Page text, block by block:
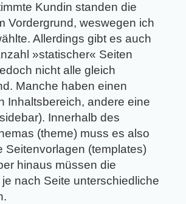
Kundin standen die
Vordergrund, weswegen ich
Allerdings gibt es auch
»statischer« Seiten
nicht alle gleich
Manche haben einen
Inhaltsbereich, andere eine
Innerhalb des
(theme) muss es also
Seitenvorlagen (templates)
hinaus müssen die
nach Seite unterschiedliche